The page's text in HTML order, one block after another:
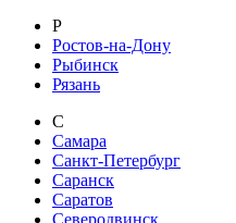
Р
Ростов-на-Дону
Рыбинск
Рязань
С
Самара
Санкт-Петербург
Саранск
Саратов